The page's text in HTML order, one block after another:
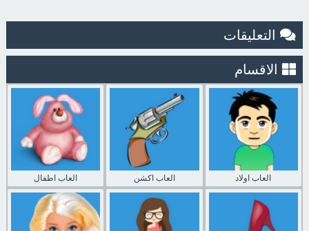
التعليقات
الاقسام
العاب اطفال العاب اكشن العاب اولاد